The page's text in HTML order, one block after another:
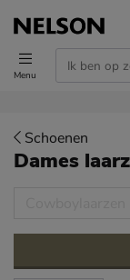
Menu
Schoenen
Dames